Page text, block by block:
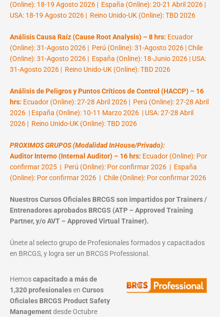
(Online): 18-19 Agosto 2026 | España (Online): 20-21 Abril 2026 |
USA: 18-19 Agosto 2026 | Reino Unido-UK (Online): TBD 2026
Análisis Causa Raíz (Cause Root Analysis) – 8 hrs: Ecuador
(Online): 31-Agosto 2026 | Perú (Online): 31-Agosto 2026 | Chile
(Online): 31-Agosto 2026 | España (Online): 18-Junio 2026 | USA:
31-Agosto 2026 | Reino Unido-UK (Online): TBD 2026
Análisis de Peligros y Puntos Críticos de Control (HACCP) – 16
hrs: Ecuador (Online): 27-28 Abril 2026 | Perú (Online): 27-28 Abril
2026 | España (Online): 10-11 Marzo 2026 | USA: 27-28 Abril
2026 | Reino Unido-UK (Online): TBD 2026
PROXIMOS GRUPOS (Modalidad InHouse/Privado):
Auditor Interno (Internal Auditor) – 16 hrs: Ecuador (Online): Por
confirmar 2025 | Perú (Online): Por confirmar 2026 | España
(Online): Por confirmar 2026 | Chile (Online): Por confirmar 2026
Nuestros Cursos Oficiales BRCGS son impartidos por Trainers /
Entrenadores aprobados BRCGS (ATP – Approved Training
Partner, y/o AVT – Approved Virtual Trainer).
Únete al selecto grupo de Profesionales formados y capacitados
en BRCGS, y logra ser un BRCGS Professional.
Hemoscapacitado a más de
1,320 profesionalesen Cursos
Oficiales BRCGS Product Safety
Managementdesde Octubre